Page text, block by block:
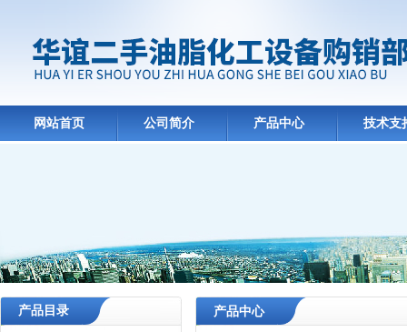
网站首页 公司简介 产品中心 技术支
产品目录 产品中心